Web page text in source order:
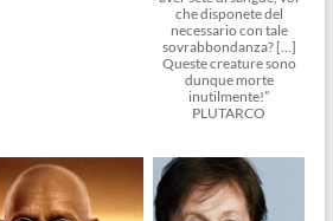
che disponete del
necessario con tale
sovrabbondanza? […]
Queste creature sono
dunque morte
inutilmente!”
PLUTARCO